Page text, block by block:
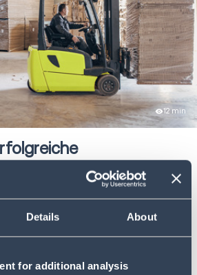
Details About
for additional analysis
12 min
entwickeln
starke Lagerstrategien